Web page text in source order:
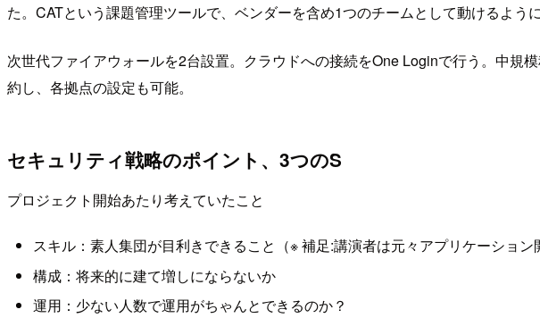
た。CATという課題管理ツールで、ベンダーを含め1つのチームとして動けるよう
次世代ファイアウォールを2台設置。クラウドへの接続をOne Loginで行う。中
約し、各拠点の設定も可能。
セキュリティ戦略のポイント、3つのS
プロジェクト開始あたり考えていたこと
スキル：素人集団が目利きできること（※ 補足:講演者は元々アプリケーション
構成：将来的に建て増しにならないか
運用：少ない人数で運用がちゃんとできるのか？